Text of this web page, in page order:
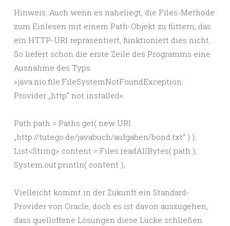
Hinweis: Auch wenn es naheliegt, die Files-Methode
zum Einlesen mit einem Path-Objekt zu füttern, das
ein HTTP-URI repräsentiert, funktioniert dies nicht.
So liefert schon die erste Zeile des Programms eine
Ausnahme des Typs
»java.nio.file.FileSystemNotFoundException:
Provider „http“ not installed«.
Path path = Paths.get( new URI
„http://tutego.de/javabuch/aufgaben/bond.txt“ ) );
List<String> content = Files.readAllBytes( path );
System.out.println( content );
Vielleicht kommt in der Zukunft ein Standard-
Provider von Oracle, doch es ist davon auszugehen,
dass quelloffene Lösungen diese Lücke schließen